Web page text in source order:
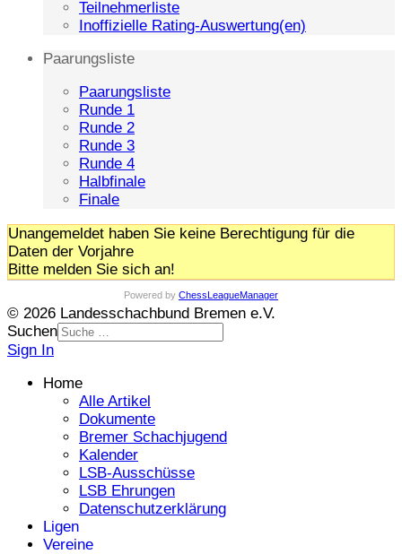
Teilnehmerliste
Inoffizielle Rating-Auswertung(en)
Paarungsliste
Paarungsliste
Runde 1
Runde 2
Runde 3
Runde 4
Halbfinale
Finale
Unangemeldet haben Sie keine Berechtigung für die
Daten der Vorjahre
Bitte melden Sie sich an!
Powered by ChessLeagueManager
© 2026 Landesschachbund Bremen e.V.
Suchen
Sign In
Home
Alle Artikel
Dokumente
Bremer Schachjugend
Kalender
LSB-Ausschüsse
LSB Ehrungen
Datenschutzerklärung
Ligen
Vereine